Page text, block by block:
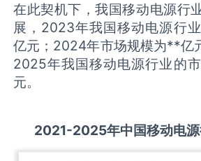
在此契机下，我国移动电源行
展，2023年我国移动电源行
亿元；2024年市场规模为**亿
2025年我国移动电源行业的
元。
2021-2025年中国移动电源